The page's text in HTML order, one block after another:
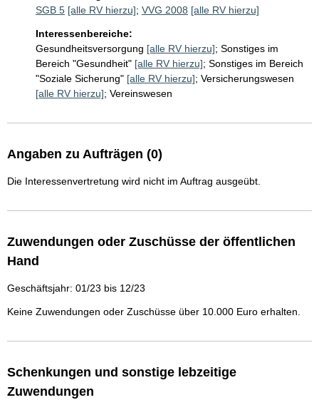
SGB 5 [alle RV hierzu]; VVG 2008 [alle RV hierzu]
Interessenbereiche:
Gesundheitsversorgung [alle RV hierzu]; Sonstiges im
Bereich "Gesundheit" [alle RV hierzu]; Sonstiges im Bereich
"Soziale Sicherung" [alle RV hierzu]; Versicherungswesen
[alle RV hierzu]; Vereinswesen
Angaben zu Aufträgen (0)
Die Interessenvertretung wird nicht im Auftrag ausgeübt.
Zuwendungen oder Zuschüsse der öffentlichen
Hand
Geschäftsjahr: 01/23 bis 12/23
Keine Zuwendungen oder Zuschüsse über 10.000 Euro erhalten.
Schenkungen und sonstige lebzeitige
Zuwendungen